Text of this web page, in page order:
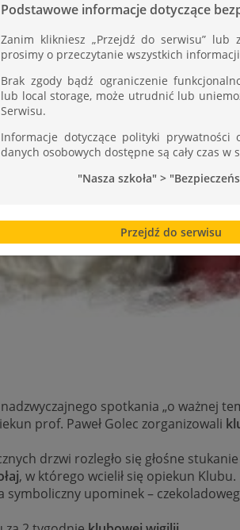
spotkania „o ważnej
prof. Paweł Golec zorganizowali
drzwi rozległo się głośne
, w którego wcielił się opiekun Klubu.
symboliczny upominek –
Podstawowe informacje dotyczące
Zanim klikniesz „Przejdź do serwisu” lub
prosimy o przeczytanie wszystkich
Brak zgody bądź ograniczenie
lub local storage, może utrudnić lub
Serwisu.
Informacje dotyczące polityki prywatności
danych osobowych dostępne są cały czas w
"Nasza szkoła" >
Przejdź do serwisu